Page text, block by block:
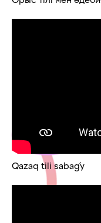
Qazaq tili sabaǵy